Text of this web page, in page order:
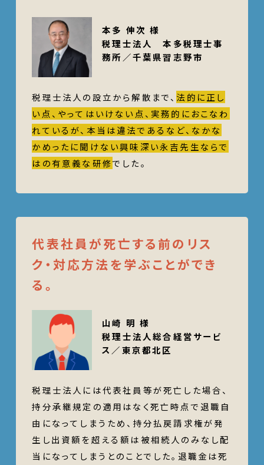
本多 伸次 様
税理士法人 本多税理士事
務所／千葉県習志野市
税理士法人の設立から解散まで、 法的に正し
い点、やってはいけない点、実務的におこなわ
れているが、本当は違法であるなど、なかな
かめったに聞けない興味深い永吉先生ならで
はの有意義な研修でした。
代表社員が死亡する前のリス
ク・対応方法を学ぶことができ
る。
山崎 明 様
税理士法人総合経営サービ
ス／東京都北区
税理士法人には代表社員等が死亡した場合、
持分承継規定の適用はなく死亡時点で退職自
由になってしまうため、持分払戻請求権が発
生し出資額を超える額は被相続人のみなし配
当になってしまうとのことでした。退職金は死